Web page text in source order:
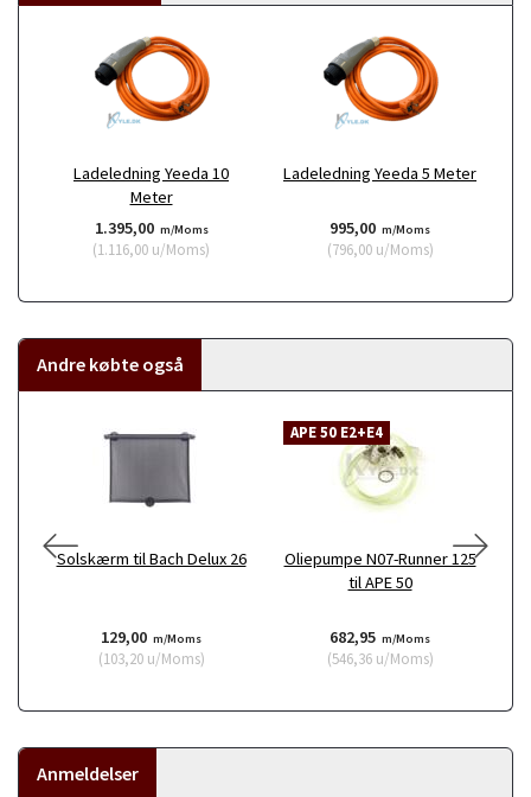
Ladeledning Yeeda 10
Meter
1.395,00 m/Moms
(1.116,00 u/Moms)
Ladeledning Yeeda 5 Meter
995,00 m/Moms
(796,00u/Moms)
Andre købte også
Solskærm til Bach Delux 26
129,00 m/Moms
(103,20u/Moms)
APE 50 E2+E4
Oliepumpe N07-Runner 125
til APE 50
682,95 m/Moms
(546,36u/Moms)
Anmeldelser